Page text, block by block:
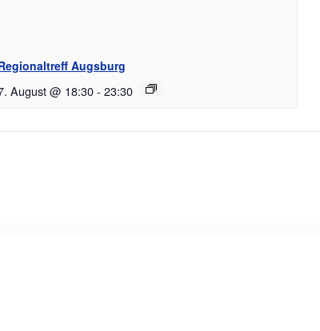
Augsburg
August @ 18:30- 23:30